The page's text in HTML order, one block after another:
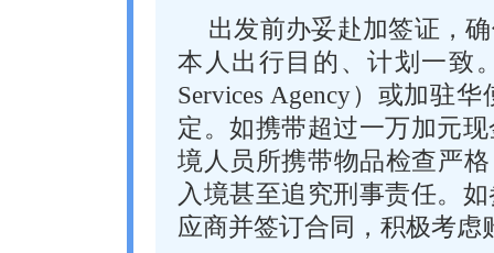
出发前办妥赴加签证，
本人出行目的、计划一致
Services Agency）或加驻
定。如携带超过一万加元
境人员所携带物品检查严
入境甚至追究刑事责任。
应商并签订合同，积极考虑